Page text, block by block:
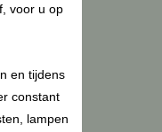
voor u op
en tijdens
constant
lampen